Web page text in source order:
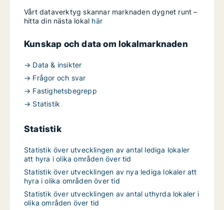
Vårt dataverktyg skannar marknaden dygnet runt –
hitta din nästa lokal här
Kunskap och data om lokalmarknaden
→ Data & insikter
→ Frågor och svar
→ Fastighetsbegrepp
→ Statistik
Statistik
Statistik över utvecklingen av antal lediga lokaler
att hyra i olika områden över tid
Statistik över utvecklingen av nya lediga lokaler att
hyra i olika områden över tid
Statistik över utvecklingen av antal uthyrda lokaler i
olika områden över tid